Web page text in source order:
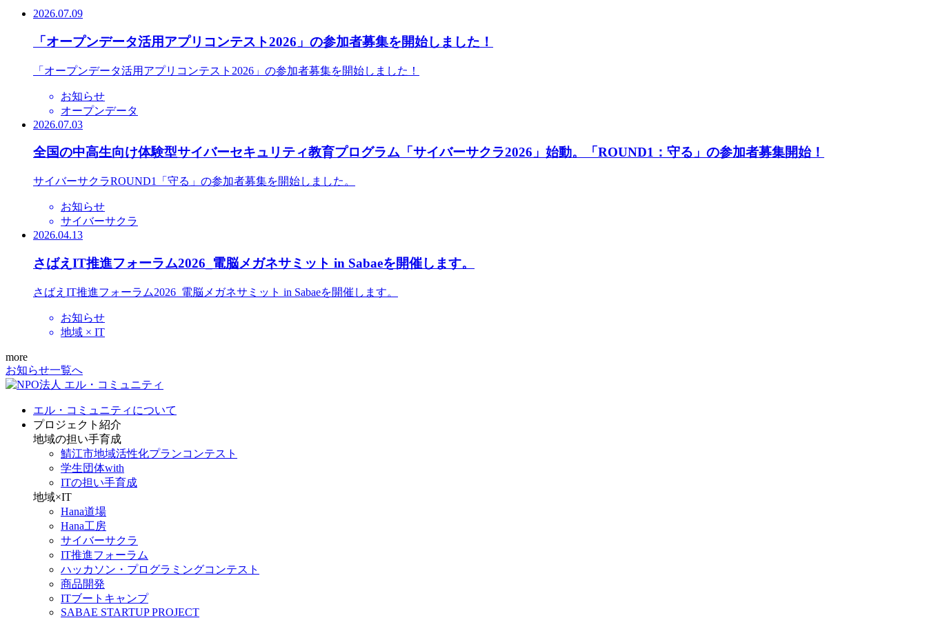
2026.07.09
「オープンデータ活用アプリコンテスト2026」の参加者募集を開始しました！
「オープンデータ活用アプリコンテスト2026」の参加者募集を開始しました！
お知らせ
オープンデータ
2026.07.03
全国の中高生向け体験型サイバーセキュリティ教育プログラム「サイバーサクラ2026」始動。「ROUND1：守る」の参加者募集開始！
サイバーサクラROUND1「守る」の参加者募集を開始しました。
お知らせ
サイバーサクラ
2026.04.13
さばえIT推進フォーラム2026_電脳メガネサミット in Sabaeを開催します。
さばえIT推進フォーラム2026_電脳メガネサミット in Sabaeを開催します。
お知らせ
地域 × IT
more
お知らせ一覧へ
エル・コミュニティについて
プロジェクト紹介
地域の担い手育成
鯖江市地域活性化プランコンテスト
学生団体with
ITの担い手育成
地域×IT
Hana道場
Hana工房
サイバーサクラ
IT推進フォーラム
ハッカソン・プログラミングコンテスト
商品開発
ITブートキャンプ
SABAE STARTUP PROJECT